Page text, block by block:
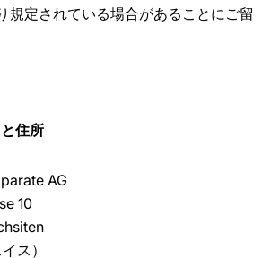
規定されている場合があることにご留
住所
AG
10
ス）